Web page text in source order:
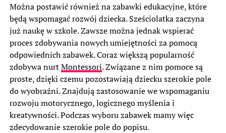
Można postawić również na zabawki edukacyjne, które
będą wspomagać rozwój dziecka. Sześciolatka zaczyna
już naukę w szkole. Zawsze można jednak wspierać
proces zdobywania nowych umiejętności za pomocą
odpowiednich zabawek. Coraz większą popularność
zdobywa nurtMontessori. Związane z nim pomoce są
proste, dzięki czemu pozostawiają dziecku szerokie pole
do wyobraźni. Znajdują zastosowanie we wspomaganiu
rozwoju motorycznego, logicznego myślenia i
kreatywności. Podczas wyboru zabawek mamy więc
zdecydowanie szerokie pole do popisu.